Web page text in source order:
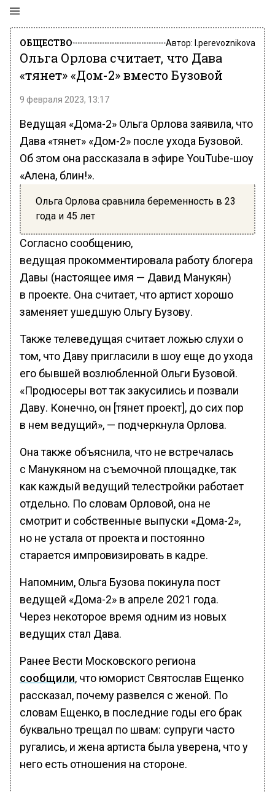
ОБЩЕСТВО Автор: l.perevoznikova
Ольга Орлова считает, что Дава
«тянет» «Дом-2» вместо Бузовой
9 февраля 2023, 13:17
Ведущая «Дома-2» Ольга Орлова заявила, что
Дава «тянет» «Дом-2» после ухода Бузовой.
Об этом она рассказала в эфире YouTube-шоу
«Алена, блин!».
Ольга Орлова сравнила беременность в 23
года и 45 лет
Согласно сообщению,
ведущая прокомментировала работу блогера
Давы (настоящее имя — Давид Манукян)
в проекте. Она считает, что артист хорошо
заменяет ушедшую Ольгу Бузову.
Также телеведущая считает ложью слухи о
том, что Даву пригласили в шоу еще до ухода
его бывшей возлюбленной Ольги Бузовой.
«Продюсеры вот так закусились и позвали
Даву. Конечно, он [тянет проект], до сих пор
в нем ведущий», — подчеркнула Орлова.
Она также объяснила, что не встречалась
с Манукяном на съемочной площадке, так
как каждый ведущий телестройки работает
отдельно. По словам Орловой, она не
смотрит и собственные выпуски «Дома-2»,
но не устала от проекта и постоянно
старается импровизировать в кадре.
Напомним, Ольга Бузова покинула пост
ведущей «Дома-2» в апреле 2021 года.
Через некоторое время одним из новых
ведущих стал Дава.
Ранее Вести Московского региона
сообщили, что юморист Святослав Ещенко
рассказал, почему развелся с женой. По
словам Ещенко, в последние годы его брак
буквально трещал по швам: супруги часто
ругались, и жена артиста была уверена, что у
него есть отношения на стороне.